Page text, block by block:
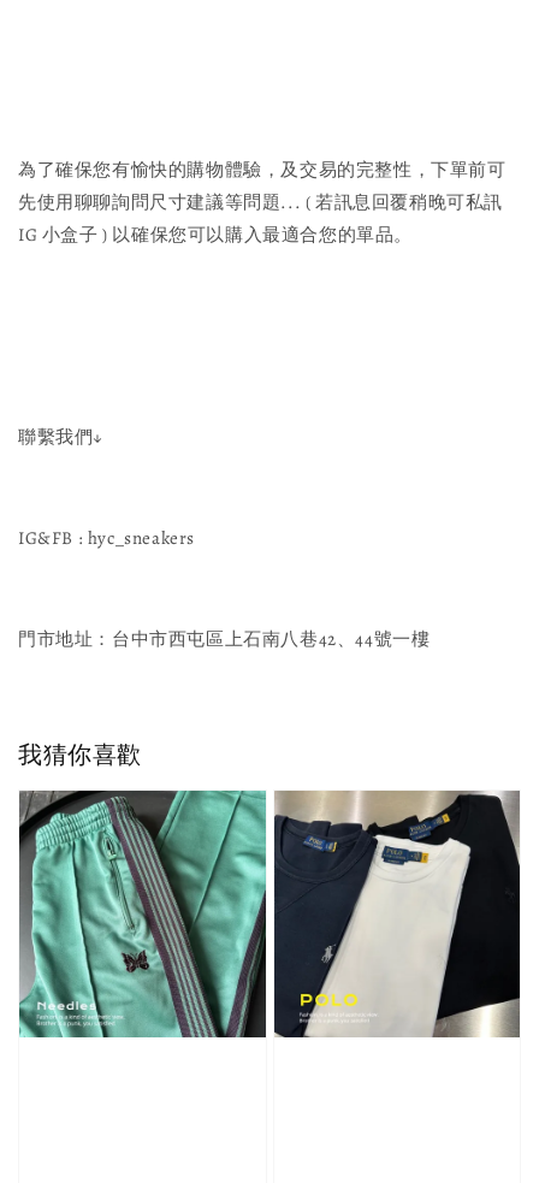
為了確保您有愉快的購物體驗，及交易的完整性，下單前可
先使用聊聊詢問尺寸建議等問題... ( 若訊息回覆稍晚可私訊
IG 小盒子 ) 以確保您可以購入最適合您的單品。
聯繫我們↓
IG&FB : hyc_sneakers
門市地址：台中市西屯區上石南八巷42、44號一樓
我猜你喜歡